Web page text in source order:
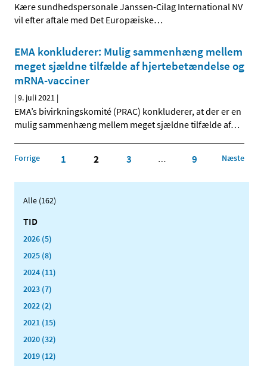
Kære sundhedspersonale Janssen-Cilag International NV
vil efter aftale med Det Europæiske…
EMA konkluderer: Mulig sammenhæng mellem
meget sjældne tilfælde af hjertebetændelse og
mRNA-vacciner
|9. juli 2021 |
EMA’s bivirkningskomité (PRAC) konkluderer, at der er en
mulig sammenhæng mellem meget sjældne tilfælde af…
Forrige 1 2 3 … 9 Næste
Alle (162)
TID
2026 (5)
2025 (8)
2024 (11)
2023 (7)
2022 (2)
2021 (15)
2020 (32)
2019 (12)